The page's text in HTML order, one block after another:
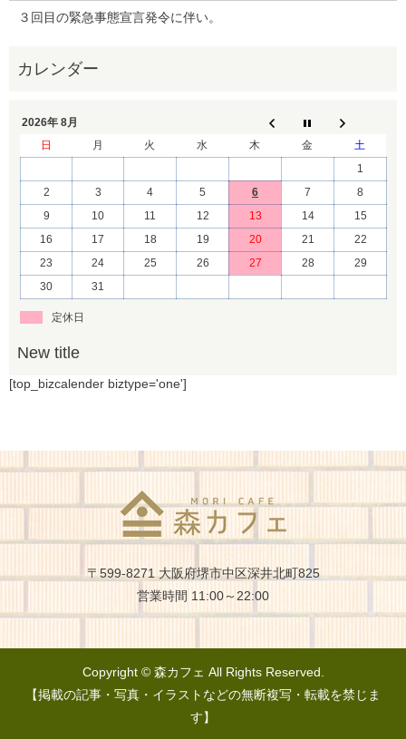
３回目の緊急事態宣言発令に伴い。
2026年 8月
日
月 火 水 木 金
土
1
2
3 4 5 6 7
8
9
10 11 12 13 14
15
16
17 18 19 20 21
22
23
24 25 26 27 28
29
30
31
定休日
〒599-8271 大阪府堺市中区深井北町825
営業時間 11:00～22:00
Copyright © 森カフェ All Rights Reserved.
【掲載の記事・写真・イラストなどの無断複写・転載を禁じま
す】